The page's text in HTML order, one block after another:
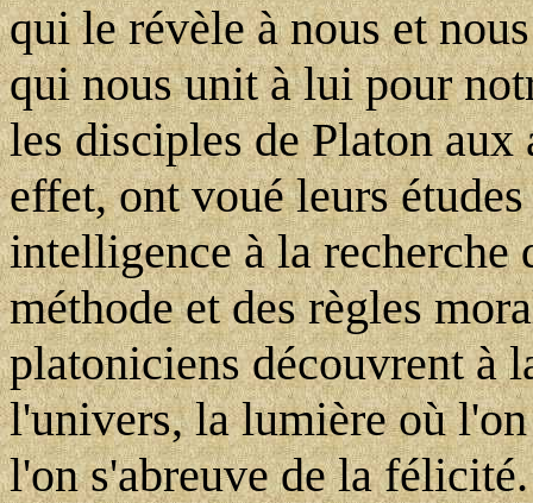
qui le révèle à nous et
qui nous unit à lui pour
les disciples de Platon
effet, ont voué leurs
intelligence à la recherche
méthode et des règles
platoniciens découvrent à
l'univers, la lumière où
l'on s'abreuve de la